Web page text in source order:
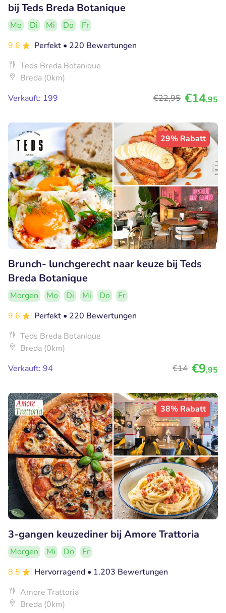
bij Teds Breda Botanique
Mo Di Mi Do
Fr
9.6
Perfekt • 220 Bewertungen
Teds Breda Botanique
Breda (0km)
Verkauft: 199
€22,95 €14,95
29% Rabatt
Brunch- lunchgerecht naar keuze bij Teds
Breda Botanique
Morgen Mo Di Mi Do
Fr
9.6
Perfekt • 220 Bewertungen
Teds Breda Botanique
Breda (0km)
Verkauft: 94
€14 €9,95
38% Rabatt
3-gangen keuzediner bij Amore Trattoria
Morgen Mi Do
Fr
8.5
Hervorragend • 1.203 Bewertungen
Amore Trattoria
Breda (0km)